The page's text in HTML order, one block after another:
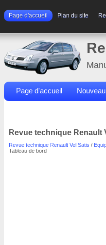
Page d'accueil Plan du site
Page d'accueil Nouveau
Revue technique Renault
Revue technique Renault Vel Satis /
Tableau de bord